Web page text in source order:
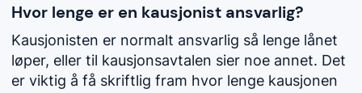
Hvor lenge er en kausjonist ansvarlig?
Kausjonisten er normalt ansvarlig så lenge lånet
løper, eller til kausjonsavtalen sier noe annet. Det
er viktig å få skriftlig fram hvor lenge kausjonen